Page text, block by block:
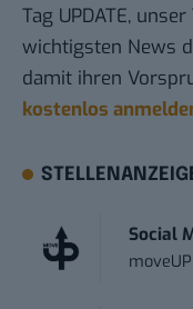
Tag UPDATE,
wichtigsten News
damit ihren
kostenlos
Social